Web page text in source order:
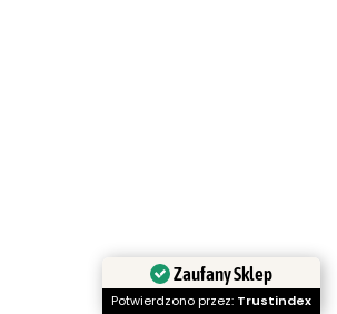
Zaufany Sklep
Potwierdzono przez: Trustindex